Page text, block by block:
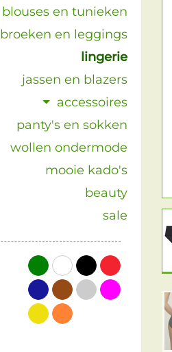
blouses en tunieken
broeken en leggings
lingerie
jassen en blazers
accessoires
panty's en sokken
wollen ondermode
mooie kado's
beauty
sale
groenwit zwartrood
blauwbruingrijsroze
geeloranje